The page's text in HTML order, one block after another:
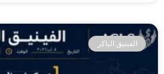
الفينيق الباكر